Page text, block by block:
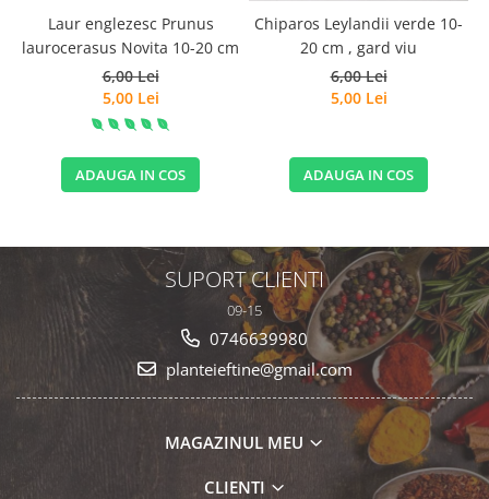
Laur englezesc Prunus
laurocerasus Novita 10-20 cm
6,00 Lei
5,00 Lei
ADAUGA IN COS
Chiparos Leylandii verde 10-
20 cm , gard viu
6,00 Lei
5,00 Lei
ADAUGA IN COS
SUPORT CLIENTI
09-15
0746639980
planteieftine@gmail.com
MAGAZINUL MEU
CLIENTI